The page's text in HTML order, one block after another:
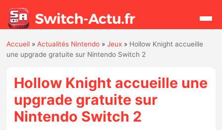
Actualités
Jeux
Accueil »Actualités Nintendo »Jeux » Hollow Knight accueille
une upgrade gratuite sur Nintendo Switch 2
Hollow Knight accueille une
upgrade gratuite sur
Nintendo Switch 2